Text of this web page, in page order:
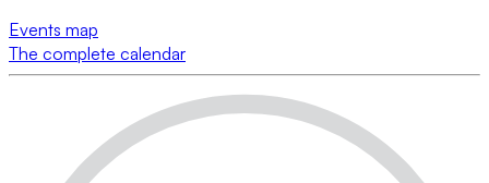
Events map
The complete calendar